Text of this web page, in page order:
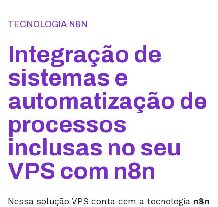
TECNOLOGIA N8N
Integração de
sistemas e
automatização de
processos
inclusas no seu
VPS com n8n
Nossa solução VPS conta com a tecnologia n8n